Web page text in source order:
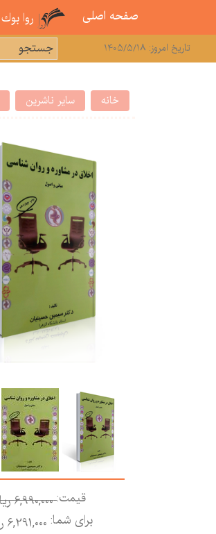
صفحه اصلی روا بوك
تاریخ امروز: 1405/5/18
خانه سایر ناشرین
قیمت:6,990,000 ريال
برای شما: 6,291,000 ريال